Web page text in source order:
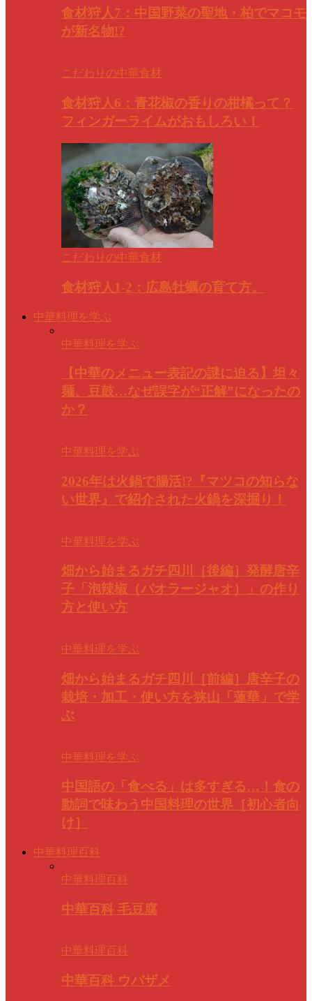
食材狩人7：中国野菜の聖地・柏でマコモ
が新名物!?
こだわりの中華食材
食材狩人6：青花椒の香りの柑橘って？
フィンガーライムがおもしろい！
こだわりの中華食材
食材狩人1-2：広島牡蠣の育て方。
中華料理を学ぶ
中華料理を学ぶ
【中華のメニュー表記の謎に迫る】坦々
麺、豆鼓…なぜ誤字が“正解”になったの
か？
中華料理を学ぶ
2026年は火鍋で腸活!?『マツコの知らな
い世界』で紹介された火鍋を深掘り！
中華料理を学ぶ
畑から始まるガチ四川［後編］発酵唐辛
子「泡辣椒（パオラージャオ）」の作り
方と使い方
中華料理を学ぶ
畑から始まるガチ四川［前編］唐辛子の
栽培・加工・使い方を狭山「蓮華」で学
ぶ
中華料理を学ぶ
中国語の「食べる」は多すぎる…！食の
動詞で味わう中国料理の世界［初心者向
け］
中華料理百科
中華料理百科
中華百科 毛豆腐
中華料理百科
中華百科 ウバザメ